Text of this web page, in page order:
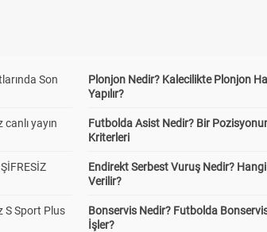
Son
yayın
S Sport Plus
Plonjon Nedir? Kalecilikte Plonjon
Yapılır?
Futbolda Asist Nedir? Bir
Kriterleri
Endirekt Serbest Vuruş Nedir?
Verilir?
Bonservis Nedir? Futbolda
İşler?